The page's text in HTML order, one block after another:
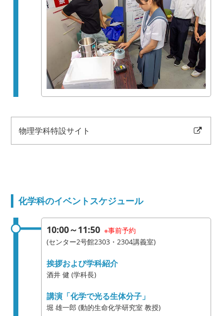
物理学科特設サイト
化学科のイベントスケジュール
10:00～11:50※事前予約
(センター2号館2303・2304講義室)
挨拶および学科紹介
酒井 健 (学科長)
講演「化学で光る生体分子」
堀 雄一郎 (動的生命化学研究室 教授)